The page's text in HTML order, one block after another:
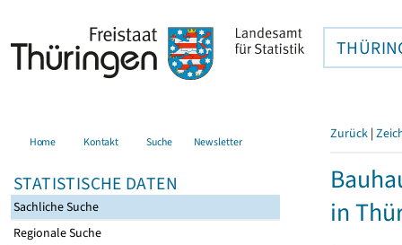
Home Kontakt Suche Newsletter
STATISTISCHE DATEN
Sachliche Suche
Regionale Suche
Zurück |
in